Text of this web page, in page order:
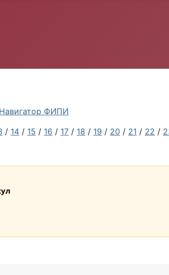
Навигатор ФИПИ
/ 14 / 15 / 16 / 17 / 18 / 19 / 20 / 21 / 22 /